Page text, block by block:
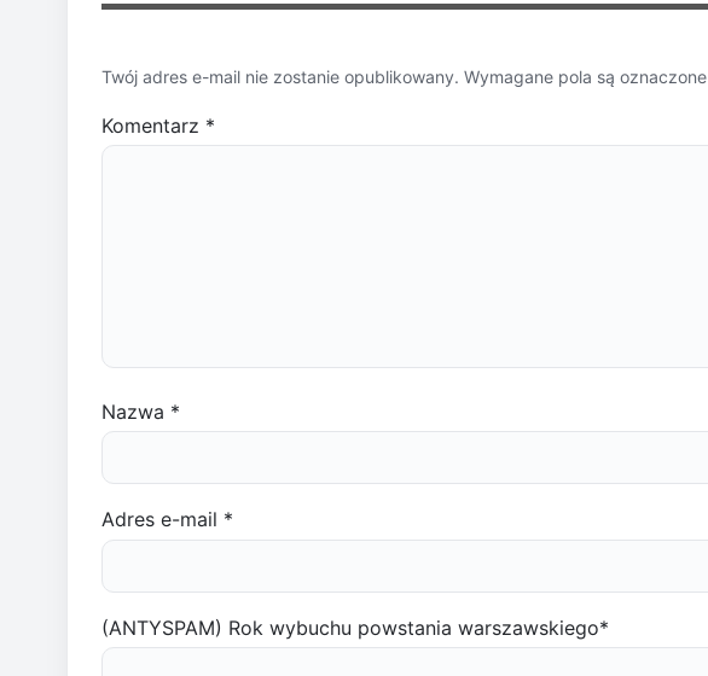
Twój adres e-mail nie zostanie opublikowany. Wymagane pola są oznaczone
Komentarz *
Nazwa *
Adres e-mail *
(ANTYSPAM) Rok wybuchu powstania warszawskiego*